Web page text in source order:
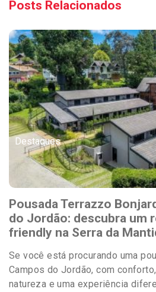
Posts Relacionados
Destaques
Pousada Terrazzo
do Jordão: descubra um
friendly na Serra da
Se você está procurando uma
Campos do Jordão, com
natureza e uma experiência